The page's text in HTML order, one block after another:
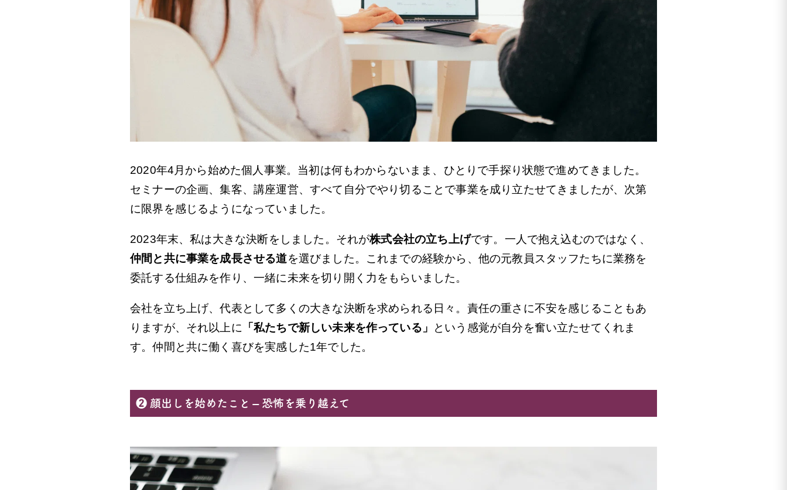
2020年4月から始めた個人事業。当初は何もわからないまま、ひとりで手探り状態で進めてきました。
セミナーの企画、集客、講座運営、すべて自分でやり切ることで事業を成り立たせてきましたが、次第
に限界を感じるようになっていました。
2023年末、私は大きな決断をしました。それが株式会社の立ち上げです。一人で抱え込むのではなく、
仲間と共に事業を成長させる道を選びました。これまでの経験から、他の元教員スタッフたちに業務を
委託する仕組みを作り、一緒に未来を切り開く力をもらいました。
会社を立ち上げ、代表として多くの大きな決断を求められる日々。責任の重さに不安を感じることもあ
りますが、それ以上に 「私たちで新しい未来を作っている」
という感覚が自分を奮い立たせてくれま
す。仲間と共に働く喜びを実感した1年でした。
❷ 顔出しを始めたこと – 恐怖を乗り越えて